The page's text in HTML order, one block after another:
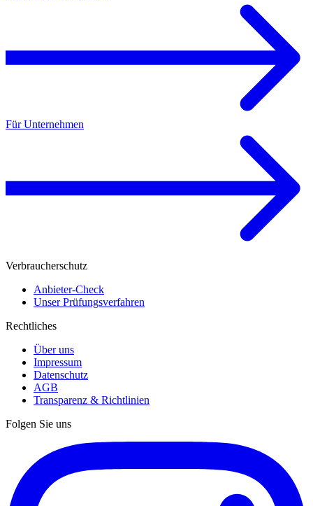
Für Unternehmen
Verbraucherschutz
Anbieter-Check
Unser Prüfungsverfahren
Rechtliches
Über uns
Impressum
Datenschutz
AGB
Transparenz & Richtlinien
Folgen Sie uns